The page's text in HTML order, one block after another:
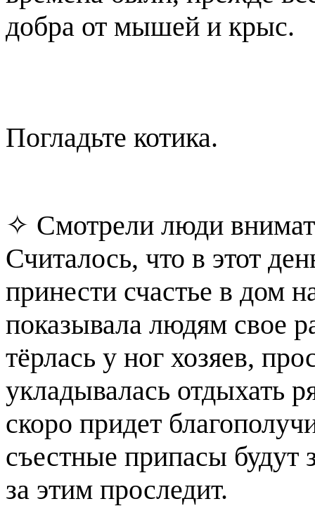
добра от мышей и крыс.
Погладьте котика.
✧ Смотрели люди
Считалось, что в этот
принести счастье в дом
показывала людям свое
тёрлась у ног хозяев,
укладывалась отдыхать
скоро придет
съестные припасы
за этим проследит.